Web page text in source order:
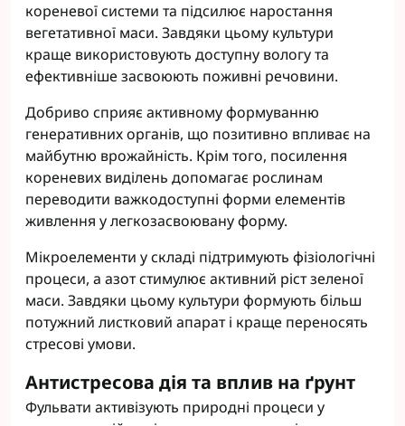
кореневої системи та підсилює наростання
вегетативної маси. Завдяки цьому культури
краще використовують доступну вологу та
ефективніше засвоюють поживні речовини.
Добриво сприяє активному формуванню
генеративних органів, що позитивно впливає на
майбутню врожайність. Крім того, посилення
кореневих виділень допомагає рослинам
переводити важкодоступні форми елементів
живлення у легкозасвоювану форму.
Мікроелементи у складі підтримують фізіологічні
процеси, а азот стимулює активний ріст зеленої
маси. Завдяки цьому культури формують більш
потужний листковий апарат і краще переносять
стресові умови.
Антистресова дія та вплив на ґрунт
Фульвати активізують природні процеси у